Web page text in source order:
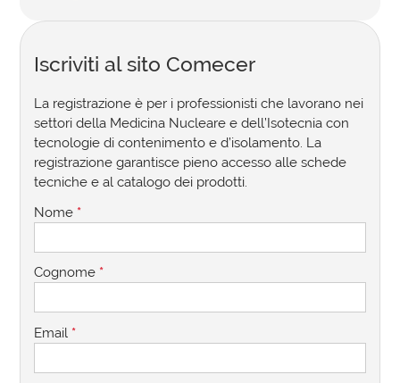
Iscriviti al sito Comecer
La registrazione è per i professionisti che lavorano nei
settori della Medicina Nucleare e dell’Isotecnia con
tecnologie di contenimento e d’isolamento. La
registrazione garantisce pieno accesso alle schede
tecniche e al catalogo dei prodotti.
Nome *
Cognome *
Email *